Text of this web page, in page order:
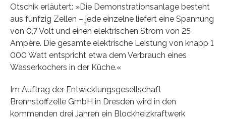
Otschik erläutert: »Die Demonstrationsanlage besteht
aus fünfzig Zellen – jede einzelne liefert eine Spannung
von 0,7 Volt und einen elektrischen Strom von 25
Ampère. Die gesamte elektrische Leistung von knapp 1
000 Watt entspricht etwa dem Verbrauch eines
Wasserkochers in der Küche.«
Im Auftrag der Entwicklungsgesellschaft
Brennstoffzelle GmbH in Dresden wird in den
kommenden drei Jahren ein Blockheizkraftwerk